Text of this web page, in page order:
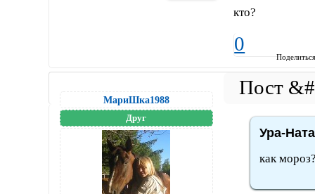
кто?
0
МариШка1988
Друг
Ура-
как